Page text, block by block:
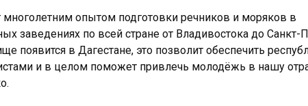
опытом подготовки речников и моряков в
заведениях по всей стране от Владивостока до Санкт-
появится в Дагестане, это позволит обеспечить
и в целом поможет привлечь молодёжь в нашу